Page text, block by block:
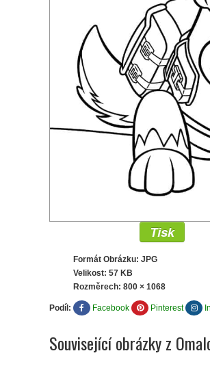
Tisk
Formát Obrázku: JPG
Velikost: 57 KB
Rozměrech: 800 × 1068
Podíl: Facebook Pinterest
Související obrázky z